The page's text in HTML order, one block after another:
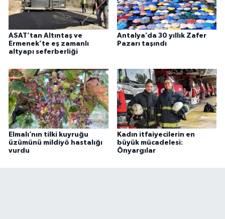
ASAT’tan Altıntaş ve
Ermenek’te eş zamanlı
altyapı seferberliği
Antalya’da 30 yıllık Zafer
Pazarı taşındı
Elmalı’nın tilki kuyruğu
üzümünü mildiyö hastalığı
vurdu
Kadın itfaiyecilerin en
büyük mücadelesi:
Önyargılar